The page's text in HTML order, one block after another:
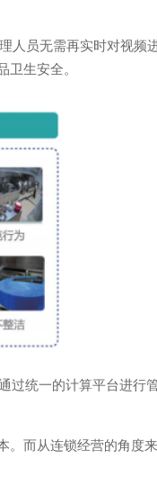
人员无需再实时对视频
生安全。
过统一的计算平台进行
。而从连锁经营的角度